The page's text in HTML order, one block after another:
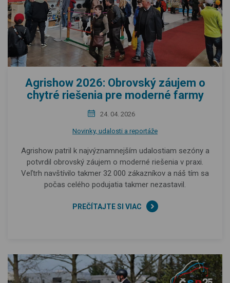
Agrishow 2026: Obrovský záujem o
chytré riešenia pre moderné farmy
24. 04. 2026
Novinky, udalosti a reportáže
Agrishow patril k najvýznamnejším udalostiam sezóny a
potvrdil obrovský záujem o moderné riešenia v praxi.
Veľtrh navštívilo takmer 32 000 zákazníkov a náš tím sa
počas celého podujatia takmer nezastavil.
PREČÍTAJTE SI VIAC